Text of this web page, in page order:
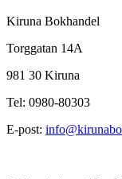
Kiruna Bokhandel
Torggatan 14A
981 30 Kiruna
Tel: 0980-80303
E-post: